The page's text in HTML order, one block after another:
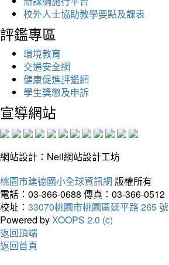
校外人士協助教學要點及課表
評鑑專區
環境教育
交通安全網
健康促進評鑑網
學生獎懲及申訴
宣導網站
網站設計：Neil網站設計工坊
桃園市建德國小全球資訊網 版權所有
電話：03-366-0688 傳真：03-366-0512
校址： 33070桃園市桃園區延平路 265 號
Powered byXOOPS 2.0 (c)
返回頂端
返回首頁